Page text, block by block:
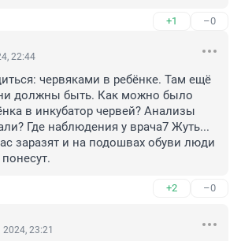
+1 –0
22:44
червяками в ребёнке. Там ещё
должны быть. Как можно было
в инкубатор червей? Анализы
Где наблюдения у врача7 Жуть...
заразят и на подошвах обуви люди
+2 –0
23:21